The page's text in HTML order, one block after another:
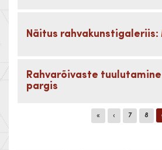
Näitus rahvakunstigaleriis:
Rahvarõivaste
pargis
« ‹ 7 8